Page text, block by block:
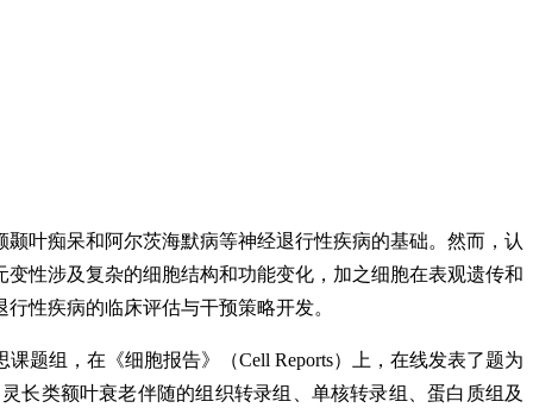
叶痴呆和阿尔茨海默病等神经退行性疾病的基础。然而，认
性涉及复杂的细胞结构和功能变化，加之细胞在表观遗传和
性疾病的临床评估与干预策略开发。
题组，在《细胞报告》（Cell Reports）上，在线发表了题为
灵长类额叶衰老伴随的组织转录组、单核转录组、蛋白质组及